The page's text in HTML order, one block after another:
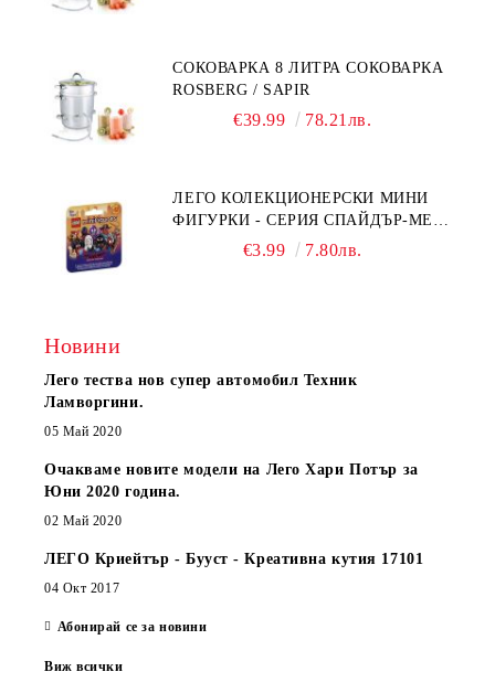
СОКОВАРКА 8 ЛИТРА СОКОВАРКА
ROSBERG / SAPIR
€39.99 78.21лв.
ЛЕГО КОЛЕКЦИОНЕРСКИ МИНИ
ФИГУРКИ - СЕРИЯ СПАЙДЪР-МЕН:
ПРЕЗ СПАЙДИ-ВСЕЛЕНАТА 71050
€3.99 7.80лв.
Новини
Лего тества нов супер автомобил Техник
Ламворгини.
05 Май 2020
Очакваме новите модели на Лего Хари Потър за
Юни 2020 година.
02 Май 2020
ЛЕГО Криейтър - Бууст - Креативна кутия 17101
04 Окт 2017
Абонирай се за новини
Виж всички